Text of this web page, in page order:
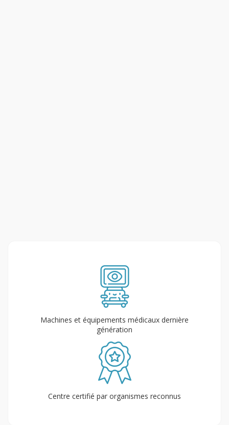
Machines et équipements médicaux dernière
génération
Centre certifié par organismes reconnus